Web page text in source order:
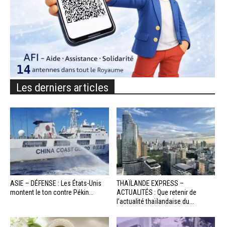
Les derniers articles
ASIE – DÉFENSE : Les États-Unis
montent le ton contre Pékin...
THAÏLANDE EXPRESS –
ACTUALITÉS : Que retenir de
l’actualité thaïlandaise du...